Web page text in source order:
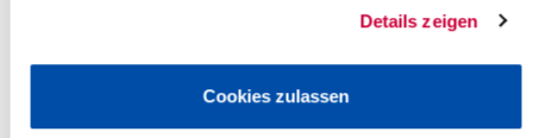
Details zeigen
Cookies zulassen